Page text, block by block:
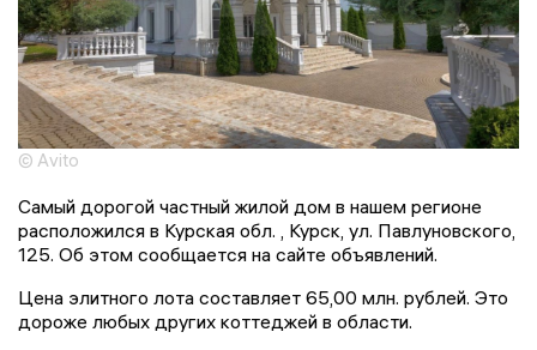
© Avito
Самый дорогой частный жилой дом в нашем регионе
расположился в Курская обл. , Курск, ул. Павлуновского,
125. Об этом сообщается на сайте объявлений.
Цена элитного лота составляет 65,00 млн. рублей. Это
дороже любых других коттеджей в области.